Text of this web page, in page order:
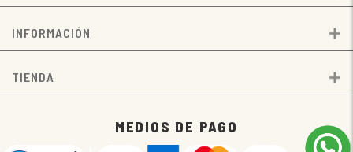
INFORMACIÓN
TIENDA
MEDIOS DE PAGO